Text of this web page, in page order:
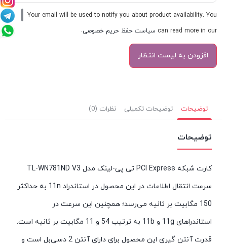
Your email will be used to notify you about product availability. You
can read more in our سیاست حفظ حریم خصوصی.
توضیحات توضیحات تکمیلی نظرات (0)
توضیحات
کارت شبکه‌ PCI Express تی پی-لینک مدل TL-WN781ND V3
سرعت انتقال اطلاعات در این محصول در استاندراد 11n به حداکثر
150 مگابیت‌ بر ثانیه می‌رسد؛ همچنین این سرعت در
استاندراهای 11g و 11b به ترتیب 54 و 11 مگابیت بر ثانیه است.
قدرت آنتن گیری این محصول برای دارای آنتن 2 دسی‌بل است و